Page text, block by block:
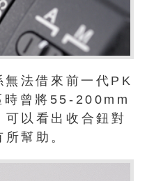
法借來前一代PK
時曾將55-200mm
以看出收合鈕對
幫助。